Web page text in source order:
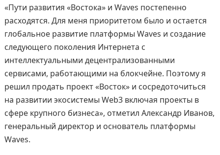
«Пути развития «Востока» и Waves постепенно
расходятся. Для меня приоритетом было и остается
глобальное развитие платформы Waves и создание
следующего поколения Интернета с
интеллектуальными децентрализованными
сервисами, работающими на блокчейне. Поэтому я
решил продать проект «Восток» и сосредоточиться
на развитии экосистемы Web3 включая проекты в
сфере крупного бизнеса», отметил Александр Иванов,
генеральный директор и основатель платформы
Waves.